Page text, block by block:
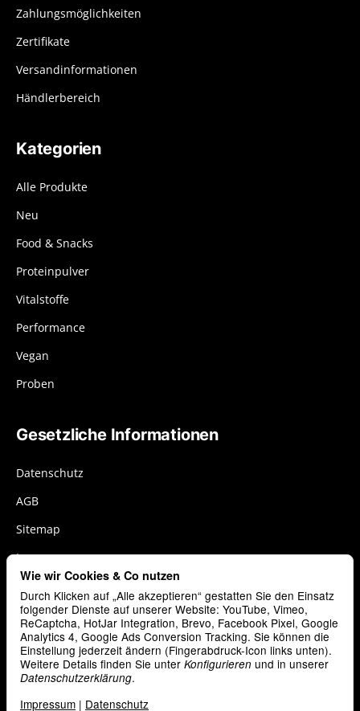
Zahlungsmöglichkeiten
Zertifikate
Versandinformationen
Händlerbereich
Kategorien
Alle Produkte
Neu
Food & Snacks
Proteinpulver
Vitalstoffe
Performance
Vegan
Proben
Gesetzliche Informationen
Datenschutz
AGB
Sitemap
Impressum
Widerrufsrecht
Cookies
Vertrag widerrufen
Zahlungsarten
Wie wir Cookies & Co nutzen
Durch Klicken auf „Alle akzeptieren“ gestatten Sie den Einsatz
folgender Dienste auf unserer Website: YouTube, Vimeo,
ReCaptcha, HotJar Integration, Brevo, Facebook Pixel, Google
Analytics 4, Google Ads Conversion Tracking. Sie können die
Einstellung jederzeit ändern (Fingerabdruck-Icon links unten).
Weitere Details finden Sie unter Konfigurieren und in unserer
Datenschutzerklärung.
Impressum | Datenschutz